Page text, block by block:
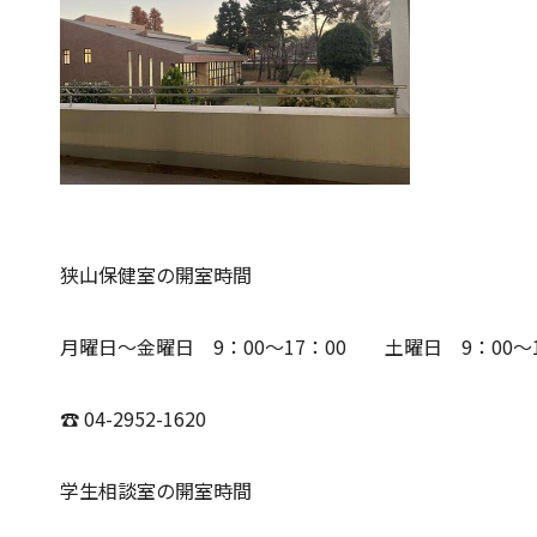
狭山保健室の開室時間
月曜日～金曜日 9：00～17：00 土曜日 9：00～
☎ 04-2952-1620
学生相談室の開室時間